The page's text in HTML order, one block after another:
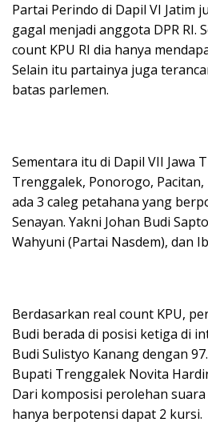
Partai Perindo di Dapil VI Jatim
gagal menjadi anggota DPR RI.
count KPU RI dia hanya
Selain itu partainya juga
batas parlemen.
Sementara itu di Dapil VII Jawa
Trenggalek, Ponorogo,
ada 3 caleg petahana yang
Senayan. Yakni Johan Budi
Wahyuni (Partai Nasdem), dan
Berdasarkan real count KPU,
Budi berada di posisi ketiga di
Budi Sulistyo Kanang dengan
Bupati Trenggalek Novita
Dari komposisi perolehan suara
hanya berpotensi dapat 2 kursi.